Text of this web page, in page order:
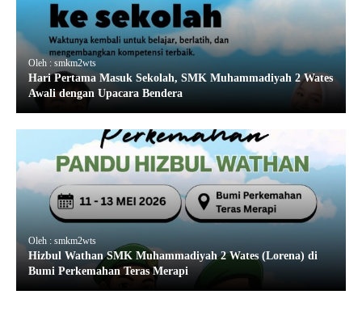
Oleh : smkm2wts
Hari Pertama Masuk Sekolah, SMK Muhammadiyah 2 Wates
Awali dengan Upacara Bendera
Oleh : smkm2wts
Hizbul Wathan SMK Muhammadiyah 2 Wates (Lorena) di
Bumi Perkemahan Teras Merapi